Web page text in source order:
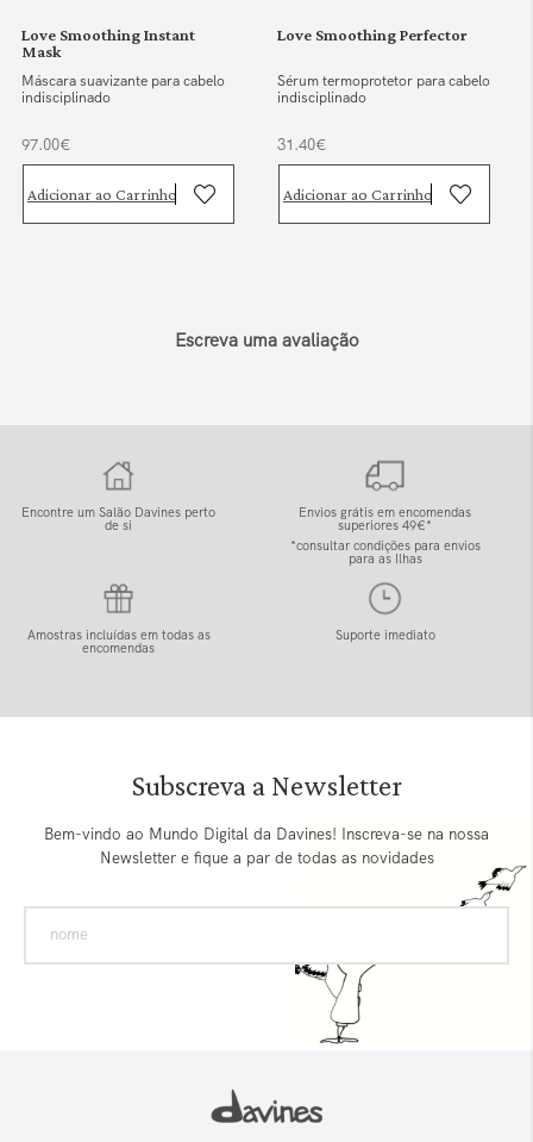
Love Smoothing Instant
Mask
Máscara suavizante para cabelo
indisciplinado
97.00€
Adicionar ao Carrinho
Love Smoothing Perfector
Sérum termoprotetor para cabelo
indisciplinado
31.40€
Adicionar ao Carrinho
Escreva uma avaliação
Encontre um Salão Davines perto
de si
Envios grátis em encomendas
superiores 49€*
*consultar condições para envios
para as Ilhas
Amostras incluídas em todas as
encomendas
Suporte imediato
Subscreva a Newsletter
Bem-vindo ao Mundo Digital da Davines! Inscreva-se na nossa
Newsletter e fique a par de todas as novidades